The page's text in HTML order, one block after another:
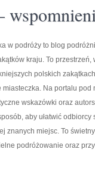
w podróży to blog
kraju. To
polskich
miasteczka. Na portalu
wskazówki oraz
aby ułatwić
znanych miejsc. To
podróżowanie oraz